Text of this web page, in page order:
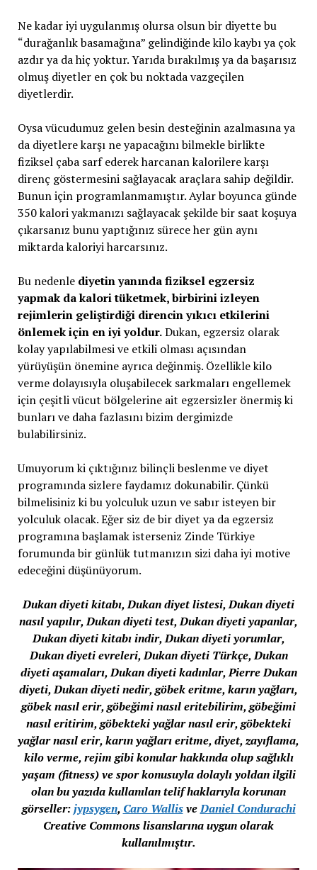
Ne kadar iyi uygulanmış olursa olsun bir diyette bu
“durağanlık basamağına” gelindiğinde kilo kaybı ya çok
azdır ya da hiç yoktur. Yarıda bırakılmış ya da başarısız
olmuş diyetler en çok bu noktada vazgeçilen
diyetlerdir.
Oysa vücudumuz gelen besin desteğinin azalmasına ya
da diyetlere karşı ne yapacağını bilmekle birlikte
fiziksel çaba sarf ederek harcanan kalorilere karşı
direnç göstermesini sağlayacak araçlara sahip değildir.
Bunun için programlanmamıştır. Aylar boyunca günde
350 kalori yakmanızı sağlayacak şekilde bir saat koşuya
çıkarsanız bunu yaptığınız sürece her gün aynı
miktarda kaloriyi harcarsınız.
Bu nedenle diyetin yanında fiziksel egzersiz
yapmak da kalori tüketmek, birbirini izleyen
rejimlerin geliştirdiği direncin yıkıcı etkilerini
önlemek için en iyi yoldur.Dukan, egzersiz olarak
kolay yapılabilmesi ve etkili olması açısından
yürüyüşün önemine ayrıca değinmiş. Özellikle kilo
verme dolayısıyla oluşabilecek sarkmaları engellemek
için çeşitli vücut bölgelerine ait egzersizler önermiş ki
bunları ve daha fazlasını bizim dergimizde
bulabilirsiniz.
Umuyorum ki çıktığınız bilinçli beslenme ve diyet
programında sizlere faydamız dokunabilir. Çünkü
bilmelisiniz ki bu yolculuk uzun ve sabır isteyen bir
yolculuk olacak. Eğer siz de bir diyet ya da egzersiz
programına başlamak isterseniz Zinde Türkiye
forumunda bir günlük tutmanızın sizi daha iyi motive
edeceğini düşünüyorum.
Dukan diyeti kitabı, Dukan diyet listesi, Dukan diyeti
nasıl yapılır, Dukan diyeti test, Dukan diyeti yapanlar,
Dukan diyeti kitabı indir, Dukan diyeti yorumlar,
Dukan diyeti evreleri, Dukan diyeti Türkçe, Dukan
diyeti aşamaları, Dukan diyeti kadınlar, Pierre Dukan
diyeti, Dukan diyeti nedir, göbek eritme, karın yağları,
göbek nasıl erir, göbeğimi nasıl eritebilirim, göbeğimi
nasıl eritirim, göbekteki yağlar nasıl erir, göbekteki
yağlar nasıl erir, karın yağları eritme, diyet, zayıflama,
kilo verme, rejim gibi konular hakkında olup sağlıklı
yaşam (fitness) ve spor konusuyla dolaylı yoldan ilgili
olan bu yazıda kullanılan telif haklarıyla korunan
görseller:jypsygen, Caro WallisveDaniel Condurachi
Creative Commons lisanslarına uygun olarak
kullanılmıştır.